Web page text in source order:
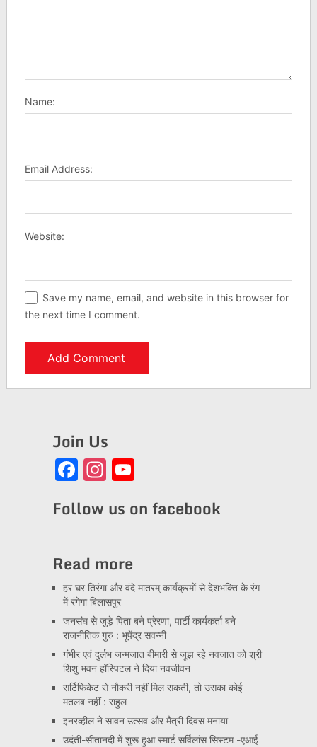
Name:
Email Address:
Website:
Save my name, email, and website in this browser for
the next time I comment.
Join Us
Facebook
Instagram
YouTube
Follow us on facebook
Read more
हर घर तिरंगा और वंदे मातरम् कार्यक्रमों से देशभक्ति के रंग
में रंगेगा बिलासपुर
जनसंघ से जुड़े पिता बने प्रेरणा, पार्टी कार्यकर्ता बने
राजनीतिक गुरु : भूपेंद्र सवन्नी
गंभीर एवं दुर्लभ जन्मजात बीमारी से जूझ रहे नवजात को श्री
शिशु भवन हॉस्पिटल ने दिया नवजीवन
सर्टिफिकेट से नौकरी नहीं मिल सकती, तो उसका कोई
मतलब नहीं : राहुल
इनरव्हील ने सावन उत्सव और मैत्री दिवस मनाया
उदंती-सीतानदी में शुरू हुआ स्मार्ट सर्विलांस सिस्टम -एआई